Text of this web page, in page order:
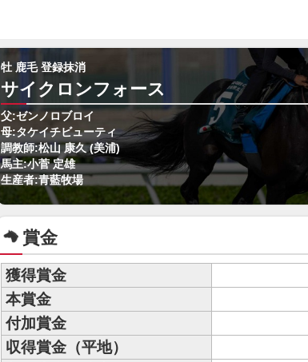
牡 鹿毛 登録抹消
サイクロンフォース
父:ゼンノロブロイ
母:タケイチビューティ
調教師:松山 康久 (美浦)
馬主:小菅 定雄
生産者:青藍牧場
賞金
獲得賞金
本賞金
付加賞金
収得賞金（平地）